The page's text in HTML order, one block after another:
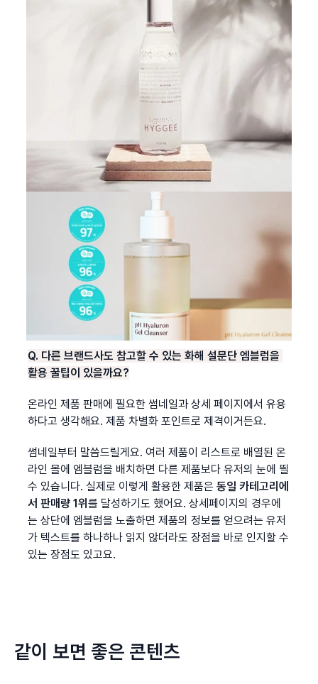
Q. 다른 브랜드사도 참고할 수 있는 화해 설문단 엠블럼을
활용 꿀팁이 있을까요?
온라인 제품 판매에 필요한 썸네일과 상세 페이지에서 유용
하다고 생각해요. 제품 차별화 포인트로 제격이거든요.
썸네일부터 말씀드릴게요. 여러 제품이 리스트로 배열된 온
라인 몰에 엠블럼을 배치하면 다른 제품보다 유저의 눈에 띌
수 있습니다. 실제로 이렇게 활용한 제품은 동일 카테고리에
서 판매량 1위를 달성하기도 했어요. 상세페이지의 경우에
는 상단에 엠블럼을 노출하면 제품의 정보를 얻으려는 유저
가 텍스트를 하나하나 읽지 않더라도 장점을 바로 인지할 수
있는 장점도 있고요.
같이 보면 좋은 콘텐츠